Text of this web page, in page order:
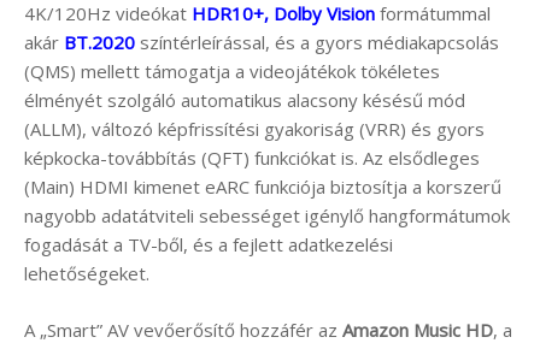
4K/120Hz videókat HDR10+, Dolby Vision formátummal
akár BT.2020 színtérleírással, és a gyors médiakapcsolás
(QMS) mellett támogatja a videojátékok tökéletes
élményét szolgáló automatikus alacsony késésű mód
(ALLM), változó képfrissítési gyakoriság (VRR) és gyors
képkocka-továbbítás (QFT) funkciókat is. Az elsődleges
(Main) HDMI kimenet eARC funkciója biztosítja a korszerű
nagyobb adatátviteli sebességet igénylő hangformátumok
fogadását a TV-ből, és a fejlett adatkezelési
lehetőségeket.
A „Smart” AV vevőerősítő hozzáfér az Amazon Music HD, a